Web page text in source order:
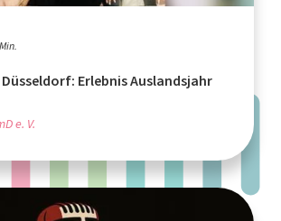
Erlebnis Auslandsjahr
e. V.